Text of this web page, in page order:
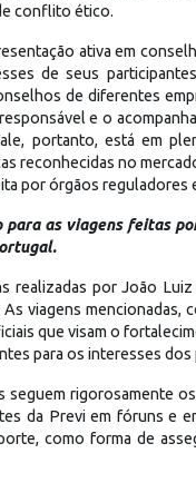
conflito ético.
ativa em
de seus
de diferentes
e o
portanto, está em
reconhecidas no
por órgãos
para as viagens feitas
realizadas por João
viagens
que visam o
para os interesses
seguem rigorosamente
da Previ em fóruns e
como forma de